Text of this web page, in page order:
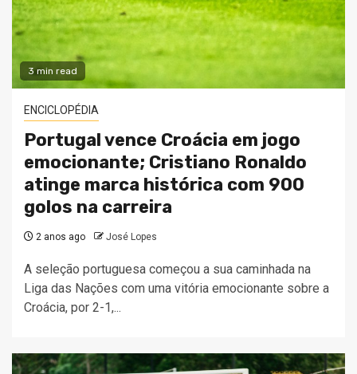
3 min read
ENCICLOPÉDIA
Portugal vence Croácia em jogo
emocionante; Cristiano Ronaldo
atinge marca histórica com 900
golos na carreira
2 anos ago José Lopes
A seleção portuguesa começou a sua caminhada na
Liga das Nações com uma vitória emocionante sobre a
Croácia, por 2-1,...